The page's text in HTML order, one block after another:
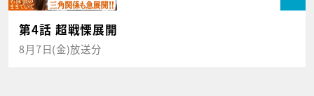
第4話 超戦慄展開
8月7日(金)放送分